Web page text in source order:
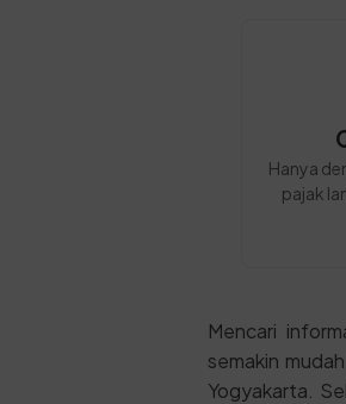
Hanya
pajak
Mencari
semakin
Yogyakarta.